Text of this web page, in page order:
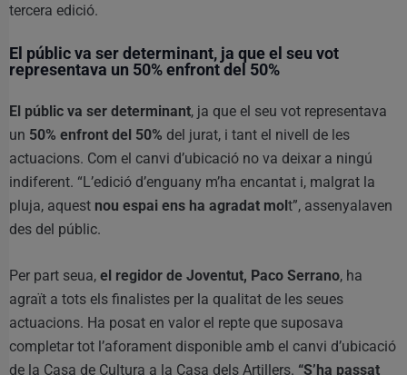
tercera edició.
El públic va ser determinant, ja que el seu vot
representava un 50% enfront del 50%
El públic va ser determinant, ja que el seu vot representava
un 50% enfront del 50% del jurat, i tant el nivell de les
actuacions. Com el canvi d’ubicació no va deixar a ningú
indiferent. “L’edició d’enguany m’ha encantat i, malgrat la
pluja, aquest nou espai ens ha agradat molt”, assenyalaven
des del públic.
Per part seua, el regidor de Joventut, Paco Serrano, ha
agraït a tots els finalistes per la qualitat de les seues
actuacions. Ha posat en valor el repte que suposava
completar tot l’aforament disponible amb el canvi d’ubicació
de la Casa de Cultura a la Casa dels Artillers. “S’ha passat